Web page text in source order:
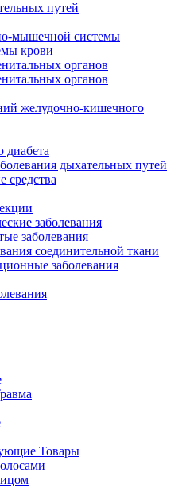
путей
мышечной системы
крови
органов
органов
желудочно-кишечного
диабета
дыхательных путей
заболевания
заболевания
соединительной ткани
заболевания
Товары